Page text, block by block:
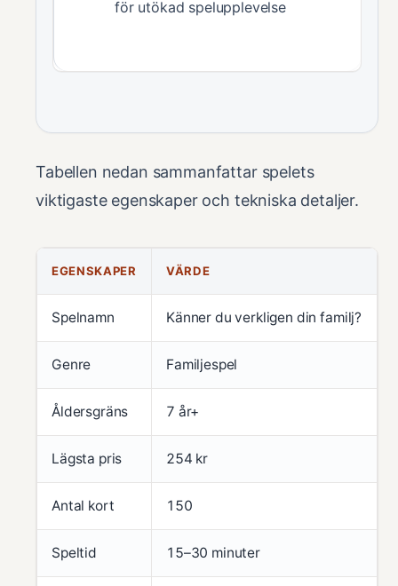
för utökad spelupplevelse
Tabellen nedan sammanfattar spelets
viktigaste egenskaper och tekniska detaljer.
EGENSKAPER VÄRDE
Spelnamn Känner du verkligen din familj?
Genre Familjespel
Åldersgräns 7 år+
Lägsta pris 254 kr
Antal kort 150
Speltid 15–30 minuter